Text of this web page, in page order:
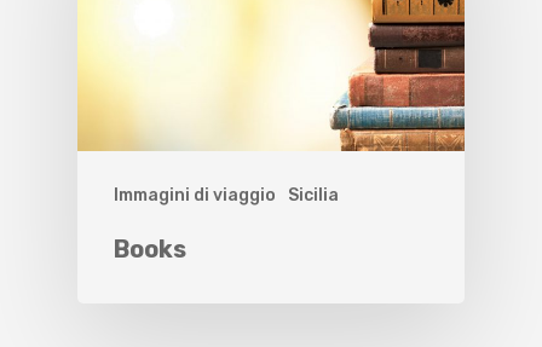
Immagini di viaggio Sicilia
Books